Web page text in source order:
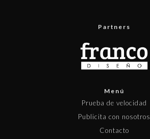
Partners
Menú
Prueba de velocidad
Publicita con nosotros
Contacto